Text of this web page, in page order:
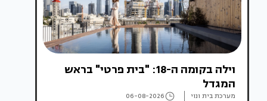
וילה בקומה ה-18: "בית פרטי" בראש
המגדל
מערכת בית ונוי 06-08-2026